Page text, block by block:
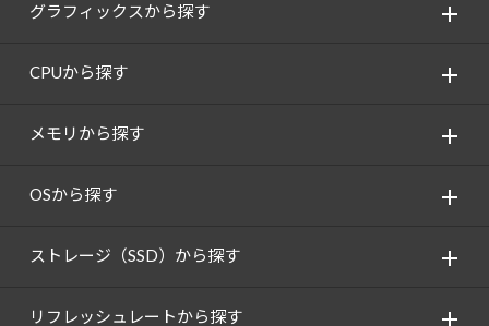
グラフィックスから探す
CPUから探す
メモリから探す
OSから探す
ストレージ（SSD）から探す
リフレッシュレートから探す